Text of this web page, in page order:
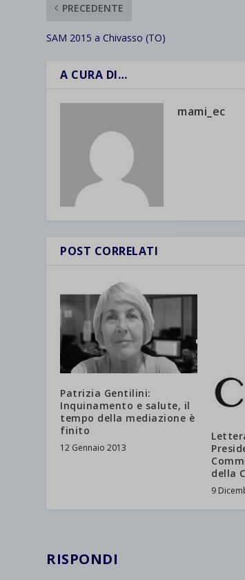
PRECEDENTE
SAM 2015 a Chivasso (TO)
A CURA DI…
mami_ec
POST CORRELATI
Patrizia Gentilini:
Inquinamento e salute, il
tempo della mediazione è
finito
12 Gennaio 2013
della
9
RISPONDI